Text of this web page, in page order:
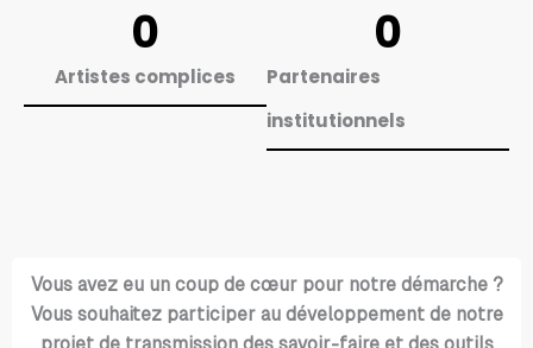
Artistes complices
0
Partenaires
institutionnels
0
Vous avez eu un coup de cœur pour notre démarche ?
Vous souhaitez participer au développement de notre
projet de transmission des savoir-faire et des outils